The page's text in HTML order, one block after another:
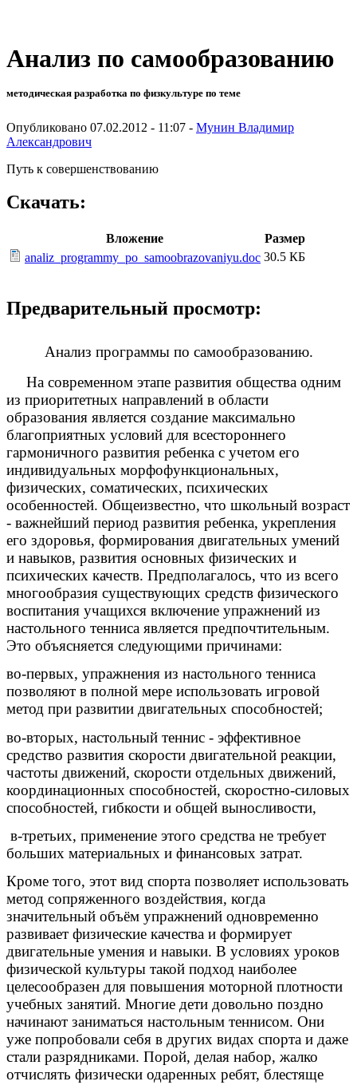
Анализ по самообразованию
методическая разработка по физкультуре по теме
Опубликовано 07.02.2012 - 11:07 - Мунин Владимир
Александрович
Путь к совершенствованию
Скачать:
Вложение
Размер
analiz_programmy_po_samoobrazovaniyu.doc 30.5 КБ
Предварительный просмотр:
Анализ программы по самообразованию.
На современном этапе развития общества одним
из приоритетных направлений в области
образования является создание максимально
благоприятных условий для всестороннего
гармоничного развития ребенка с учетом его
индивидуальных морфофункциональных,
физических, соматических, психических
особенностей. Общеизвестно, что школьный возраст
- важнейший период развития ребенка, укрепления
его здоровья, формирования двигательных умений
и навыков, развития основных физических и
психических качеств. Предполагалось, что из всего
многообразия существующих средств физического
воспитания учащихся включение упражнений из
настольного тенниса является предпочтительным.
Это объясняется следующими причинами:
во-первых, упражнения из настольного тенниса
позволяют в полной мере использовать игровой
метод при развитии двигательных способностей;
во-вторых, настольный теннис - эффективное
средство развития скорости двигательной реакции,
частоты движений, скорости отдельных движений,
координационных способностей, скоростно-силовых
способностей, гибкости и общей выносливости,
в-третьих, применение этого средства не требует
больших материальных и финансовых затрат.
Кроме того, этот вид спорта позволяет использовать
метод сопряженного воздействия, когда
значительный объём упражнений одновременно
развивает физические качества и формирует
двигательные умения и навыки. В условиях уроков
физической культуры такой подход наиболее
целесообразен для повышения моторной плотности
учебных занятий. Многие дети довольно поздно
начинают заниматься настольным теннисом. Они
уже попробовали себя в других видах спорта и даже
стали разрядниками. Порой, делая набор, жалко
отчислять физически одаренных ребят, блестяще